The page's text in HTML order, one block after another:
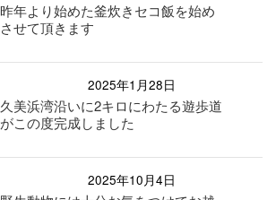
昨年より始めた釜炊きセコ飯を始め
させて頂きます
2025年1月28日
久美浜湾沿いに2キロにわたる遊歩道
がこの度完成しました
2025年10月4日